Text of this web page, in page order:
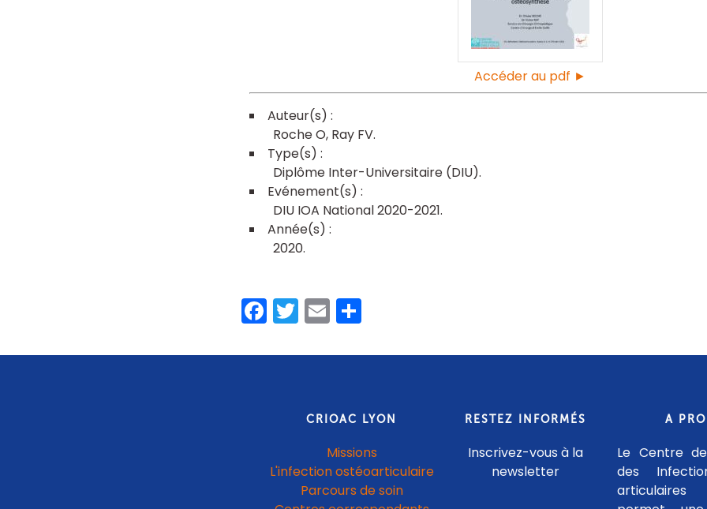
Accéder au pdf ►
Roche O Ray FV
Diplôme Inter-Universitaire (DIU)
DIU IOA National 2020-2021
2020
Facebook
Twitter
Email
CRIOAC LYON
Missions
L'infection ostéoarticulaire
Parcours de soin
RESTEZ INFORMÉS
Inscrivez-vous à la
newsletter
A
Le Centre
des
articulaires